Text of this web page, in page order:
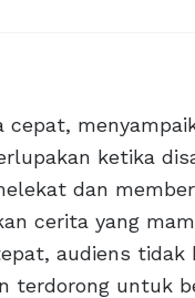
cepat,
ketika
dan
cerita yang
audiens
terdorong untuk